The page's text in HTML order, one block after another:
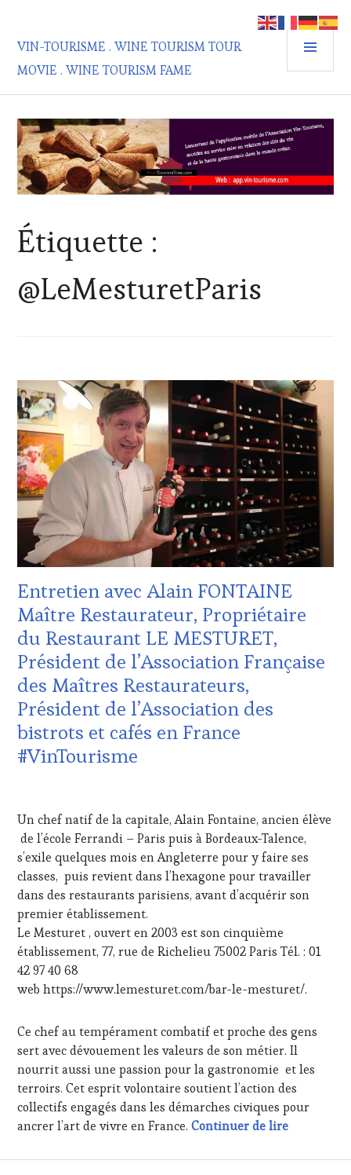
contenu
principal
VIN-TOURISME . WINE TOURISM TOUR
MOVIE . WINE TOURISM FAME
Étiquette :
@LeMesturetParis
CLUB
WINE
TASTING
VOUCHER
DOMAINE
VITICOLE,
ADHÉRENT,
TOURISME
EDITION
LES
DU
VIN
ET
DE
LA
HAUTE
GASTRONOMIE
FRANÇAISE
INVITATIONS
&
DÉGUSTATIONS,
WINE
MÉDIAS,
PRESSE
ÉCRITE,
RADIO,
TV,
WEB,
OENOTOURISME
PARTENAIRES
VIN
TOURISME,
PRODUCTEURS
TERROIR,
RESTAURATEUR,
CUISINIER,
ŒNOLOGUE,
SOMMELIER
INTERNATIONAUX,
TASTING
MOVIE,
WINE
Entretien avec Alain FONTAINE
Maître Restaurateur, Propriétaire
du Restaurant LE MESTURET,
Président de l’Association Française
des Maîtres Restaurateurs,
Président de l’Association des
bistrots et cafés en France
#VinTourisme
2025
Un chef natif de la capitale, Alain Fontaine, ancien élève
de l’école Ferrandi – Paris puis à Bordeaux-Talence,
s’exile quelques mois en Angleterre pour y faire ses
classes, puis revient dans l’hexagone pour travailler
dans des restaurants parisiens, avant d’acquérir son
premier établissement.
Le Mesturet , ouvert en 2003 est son cinquième
établissement, 77, rue de Richelieu 75002 Paris Tél. : 01
42 97 40 68
web https://www.lemesturet.com/bar-le-mesturet/.
Ce chef au tempérament combatif et proche des gens
sert avec dévouement les valeurs de son métier. Il
nourrit aussi une passion pour la gastronomie et les
terroirs. Cet esprit volontaire soutient l’action des
collectifs engagés dans les démarches civiques pour
ancrer l’art de vivre en France.Continuer de lireEntretien